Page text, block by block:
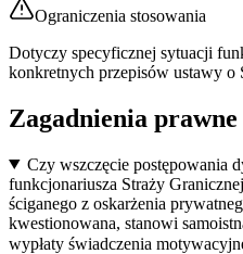
Ograniczenia stosowania
Dotyczy specyficznej sytuacji
konkretnych przepisów ustawy o
Zagadnienia prawne
Czy wszczęcie postępowania
funkcjonariusza Straży
ściganego z oskarżenia
kwestionowana, stanowi
wypłaty świadczenia